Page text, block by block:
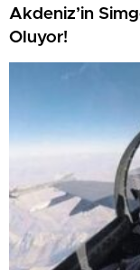
Akdeniz’in
Oluyor!